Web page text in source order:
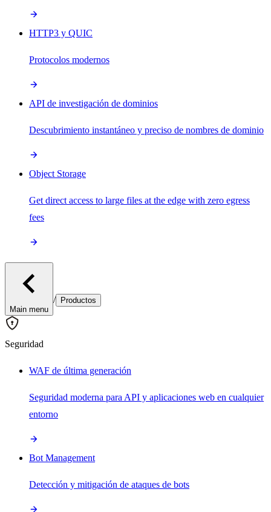
HTTP3 y QUIC
Protocolos modernos
API de investigación de dominios
Descubrimiento instantáneo y preciso de nombres de dominio
Object Storage
Get direct access to large files at the edge with zero egress
fees
Main menu
/ Productos
Seguridad
WAF de última generación
Seguridad moderna para API y aplicaciones web en cualquier
entorno
Bot Management
Detección y mitigación de ataques de bots